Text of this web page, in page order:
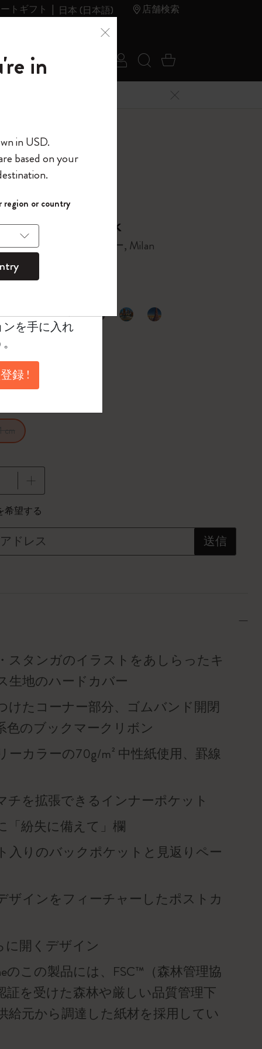
トギフト 日本 (日本語) 店舗検索
ール
ログイン
保存する
検索 (キーワード
カート 0 アイ
メニューを閉じる
City Notebook
線入り、ハードカバー, Milan
済
カラー
新されました
希望する
送信
ドレス
スタンガのイラストをあしらったキ
生地のハードカバー
けたコーナー部分、ゴムバンド開閉
色のブックマークリボン
ーカラーの70g/m² 中性紙使用、罫線
チを拡張できるインナーポケット
「紛失に備えて」欄
入りのバックポケットと見返りペー
ザインをフィーチャーしたポストカ
に開くデザイン
のこの製品には、FSC™（森林管理協
証を受けた森林や厳しい品質管理下
給元から調達した紙材を採用してい
ようこそ
、コード
力すると、初
無料になり
レット品は
を手に入れ
録 !
in
in USD.
based on your
or country